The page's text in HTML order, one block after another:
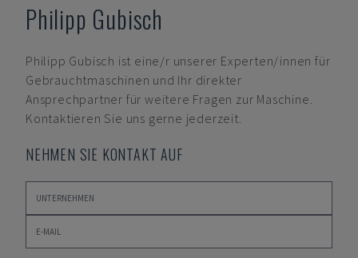
Philipp Gubisch
Philipp Gubisch ist eine/r unserer Experten/innen für
Gebrauchtmaschinen und Ihr direkter
Ansprechpartner für weitere Fragen zur Maschine.
Kontaktieren Sie uns gerne jederzeit.
NEHMEN SIE KONTAKT AUF